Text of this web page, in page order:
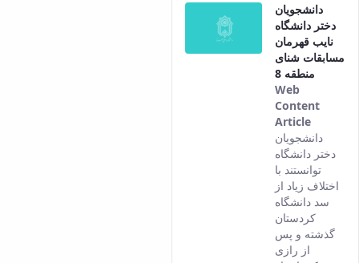
دانشجویان
دختر دانشگاه
نایب قهرمان
مسابقات شنای
منطقه 8
Web
Content
Article
This
result
comes
from
Persian
version
دانشجویان
دختر دانشگاه
توانستند با
اختلاف زیاد از
سد دانشگاه
کردستان
گذشته و پس
از رازی